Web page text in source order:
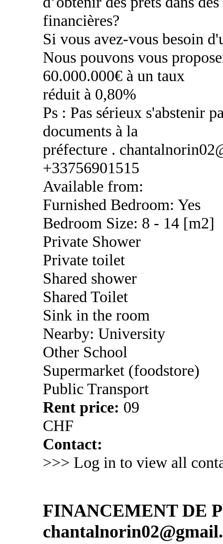
financières?
Si vous avez-vous besoin
Nous pouvons vous
60.000.000€ à un taux
réduit à 0,80%
Ps : Pas sérieux s'abstenir
documents à la
préfecture .
+33756901515
Available from:
Furnished Bedroom: Yes
Bedroom Size: 8 - 14 [m2]
Private Shower
Private toilet
Shared shower
Shared Toilet
Sink in the room
Nearby: University
Other School
Supermarket (foodstore)
Public Transport
Rent price: 09
CHF
Contact:
>>> Log in to view all
FINANCEMENT DE